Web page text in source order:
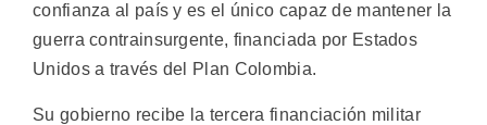
confianza al país y es el único capaz de mantener la
guerra contrainsurgente, financiada por Estados
Unidos a través del Plan Colombia.
Su gobierno recibe la tercera financiación militar